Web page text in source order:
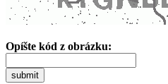
Opíšte kód z obrázku:
submit